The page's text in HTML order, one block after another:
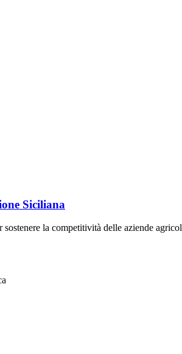
Siciliana
la competitività delle aziende